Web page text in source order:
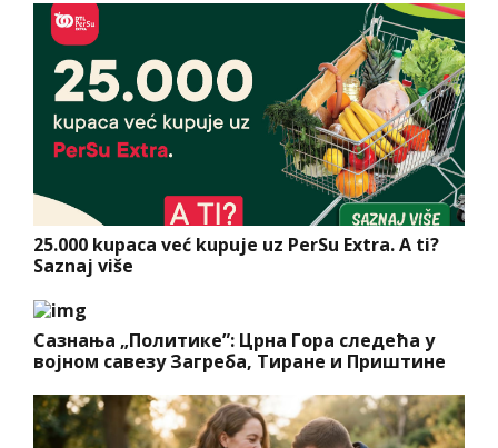
25.000 kupaca već kupuje uz PerSu Extra. A ti?
Saznaj više
Сазнања „Политике”: Црна Гора следећа у
војном савезу Загреба, Тиране и Приштине